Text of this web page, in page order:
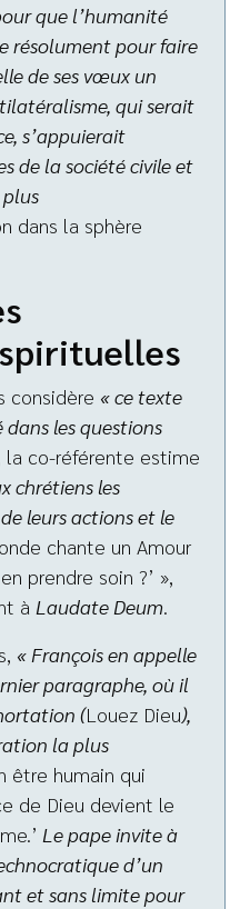
que l’humanité
résolument pour faire
de ses vœux un
qui serait
s’appuierait
de la société civile et
dans la sphère
considère « ce texte
les questions
, la co-référente estime
chrétiens les
leurs actions et le
chante un Amour
prendre soin ?’ »,
à Laudate Deum
« François en appelle
paragraphe, où il
(Louez Dieu),
la plus
être humain qui
de Dieu devient le
Le pape invite à
d’un
et sans limite pour